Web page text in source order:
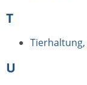
T
Tierhaltung,
U